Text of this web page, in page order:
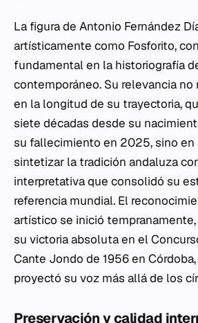
La figura de Antonio Fernández
artísticamente como Fosforito,
fundamental en la historiografía
contemporáneo. Su relevancia no
en la longitud de su trayectoria,
siete décadas desde su
su fallecimiento en 2025, sino en
sintetizar la tradición andaluza
interpretativa que consolidó su
referencia mundial. El
artístico se inició
su victoria absoluta en el
Cante Jondo de 1956 en
proyectó su voz más allá de los
Preservación y calidad